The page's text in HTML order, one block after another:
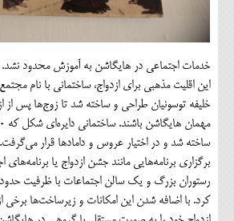
خدمات اجتماعی در هایگاشن به آموزش محدود
این اقلیت مذهبی برای ازدواج، ساختمانی با نام
خلیفه توسونیان طراحی و ساخته شد تا زوج‌ها پس از
ساخته شد و در اختیار عروس و دامادها قرار
برگزاری برنامه‌هایی مانند جشن ازدواج یا
کرد. با اضافه شدن این امکانات و زیرساخت‌ها